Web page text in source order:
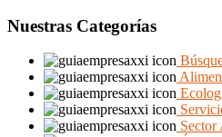
Nuestras Categorías
Sector